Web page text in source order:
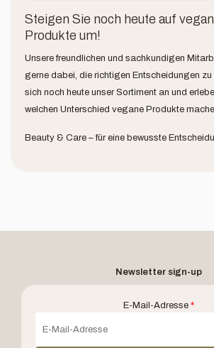
Steigen Sie noch heute auf
Produkte um!
Unsere freundlichen und sachkundigen
gerne dabei, die richtigen Entscheidungen zu
sich noch heute unser Sortiment an und
welchen Unterschied vegane Produkte
Beauty & Care – für eine bewusste
Newsletter sign-up
E-Mail-Adresse *